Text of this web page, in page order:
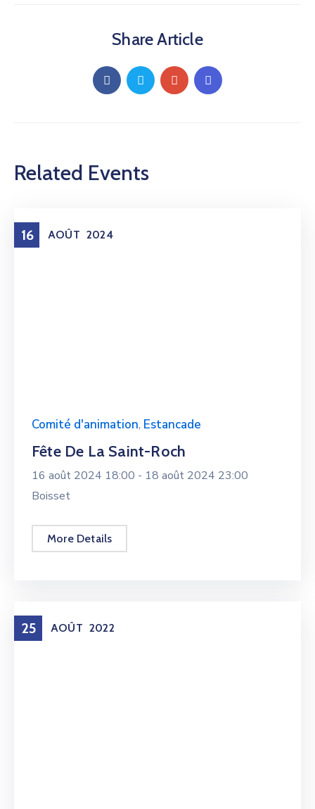
Share Article
Related Events
16 AOÛT 2024
Comité d'animation, Estancade
Fête De La Saint-Roch
16 août 2024 18:00 - 18 août 2024 23:00
Boisset
More Details
25 AOÛT 2022